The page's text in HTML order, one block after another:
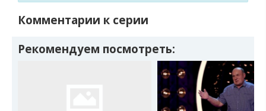
Комментарии к серии
Рекомендуем посмотреть: